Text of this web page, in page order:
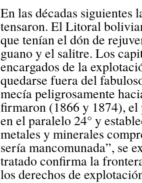
En las décadas siguientes
tensaron. El Litoral
que tenían el dón de
guano y el salitre. Los
encargados de la
quedarse fuera del
mecía peligrosamente
firmaron (1866 y 1874),
en el paralelo 24° y
metales y minerales
sería mancomunada”, se
tratado confirma la
los derechos de